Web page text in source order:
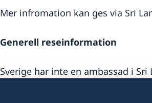
Mer infromation kan ges via Sri
Generell reseinformation
Sverige har inte en ambassad i